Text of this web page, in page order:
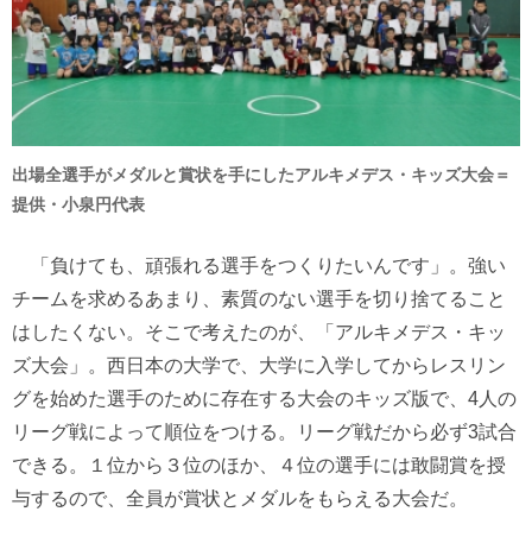
出場全選手がメダルと賞状を手にしたアルキメデス・キッズ大会＝
提供・小泉円代表
「負けても、頑張れる選手をつくりたいんです」。強い
チームを求めるあまり、素質のない選手を切り捨てること
はしたくない。そこで考えたのが、「アルキメデス・キッ
ズ大会」。西日本の大学で、大学に入学してからレスリン
グを始めた選手のために存在する大会のキッズ版で、4人の
リーグ戦によって順位をつける。リーグ戦だから必ず3試合
できる。１位から３位のほか、４位の選手には敢闘賞を授
与するので、全員が賞状とメダルをもらえる大会だ。